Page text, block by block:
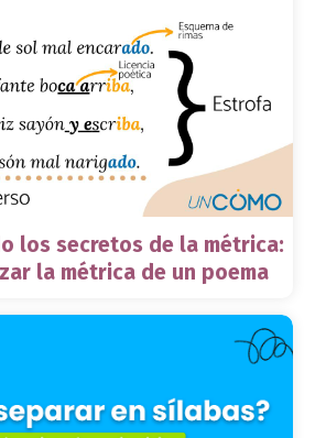
los secretos de la métrica:
la métrica de un poema